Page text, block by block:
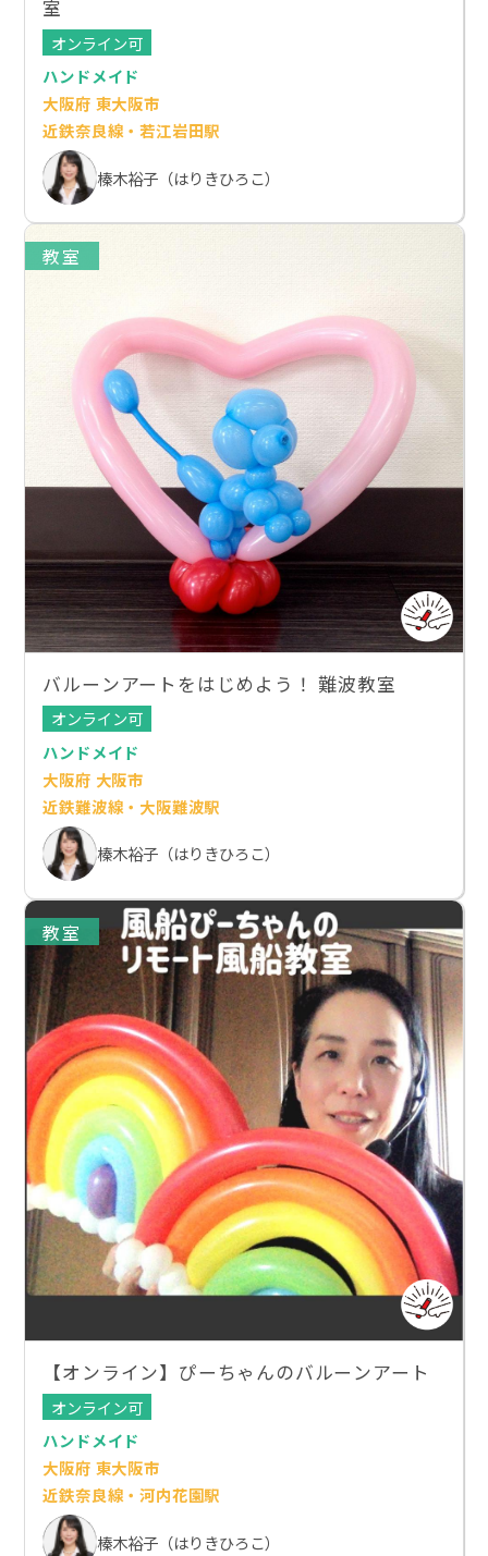
室
オンライン可
ハンドメイド
大阪府 東大阪市
近鉄奈良線・若江岩田駅
榛木裕子（はりきひろこ）
教室
バルーンアートをはじめよう！ 難波教室
オンライン可
ハンドメイド
大阪府 大阪市
近鉄難波線・大阪難波駅
榛木裕子（はりきひろこ）
教室
【オンライン】ぴーちゃんのバルーンアート
オンライン可
ハンドメイド
大阪府 東大阪市
近鉄奈良線・河内花園駅
榛木裕子（はりきひろこ）